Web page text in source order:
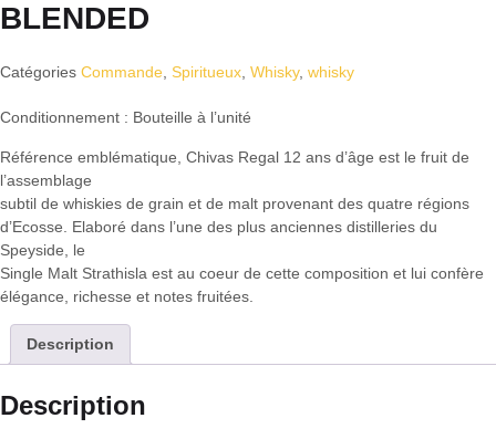
BLENDED
Catégories Commande Spiritueux Whisky, whisky
Conditionnement : Bouteille à l’unité
Référence emblématique, Chivas Regal 12 ans d’âge est le fruit de
l’assemblage
subtil de whiskies de grain et de malt provenant des quatre régions
d’Ecosse. Elaboré dans l’une des plus anciennes distilleries du
Speyside, le
Single Malt Strathisla est au coeur de cette composition et lui confère
élégance, richesse et notes fruitées.
Description
Description